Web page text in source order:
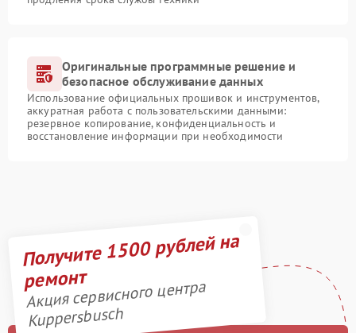
Оригинальные программные решение и
безопасное обслуживание данных
Использование официальных прошивок и инструментов,
аккуратная работа с пользовательскими данными:
резервное копирование, конфиденциальность и
восстановление информации при необходимости
Получите 1500 рублей на
ремонт
Акция сервисного центра
Kuppersbusch